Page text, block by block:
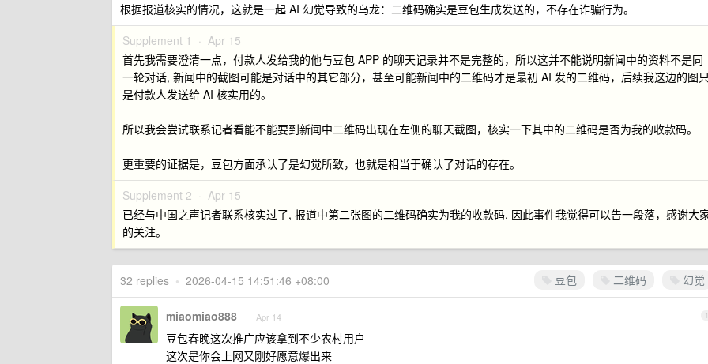
根据报道核实的情况，这就是一起 AI 幻觉导致的乌龙：二维码确实是豆包生成发送的，不存在诈骗行为。
Supplement 1 · Apr 15
首先我需要澄清一点，付款人发给我的他与豆包 APP 的聊天记录并不是完整的，所以这并不能说明新闻中的资料不是同
一轮对话, 新闻中的截图可能是对话中的其它部分，甚至可能新闻中的二维码才是最初 AI 发的二维码，后续我这边的图只
是付款人发送给 AI 核实用的。
所以我会尝试联系记者看能不能要到新闻中二维码出现在左侧的聊天截图，核实一下其中的二维码是否为我的收款码。
更重要的证据是，豆包方面承认了是幻觉所致，也就是相当于确认了对话的存在。
Supplement 2 · Apr 15
已经与中国之声记者联系核实过了, 报道中第二张图的二维码确实为我的收款码, 因此事件我觉得可以告一段落，感谢大
的关注。
豆包 二维码 幻觉
32 replies • 2026-04-15 14:51:46 +08:00
1
miaomiao888 Apr 14
豆包春晚这次推广应该拿到不少农村用户
这次是你会上网又刚好愿意爆出来